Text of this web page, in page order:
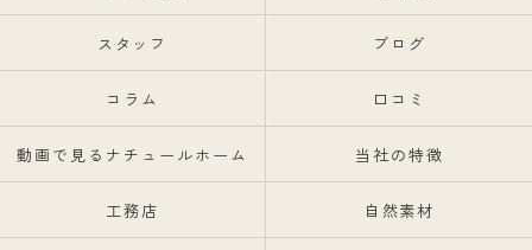
スタッフ ブログ
コラム 口コミ
動画で見るナチュールホーム 当社の特徴
工務店 自然素材